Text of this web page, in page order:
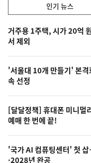
기,
최
신,
오
늘
의
영
상
오
인기 뉴스
기
뉴
스
거주용 1주택, 시가 20억
서 제외
'서울대 10개 만들기' 본
속 선정
[달달정책] 휴대폰 미니멀
예매 한 번에 끝!
'국가 AI 컴퓨팅센터' 첫
·2028년 완공